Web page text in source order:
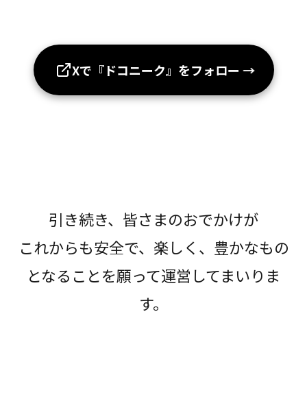
Xで『ドコニーク』をフォロー →
引き続き、皆さまのおでかけが
これからも安全で、楽しく、豊かなもの
となることを願って運営してまいりま
す。